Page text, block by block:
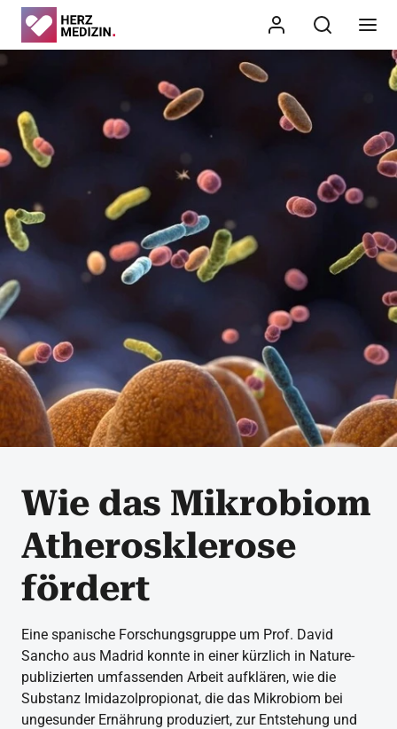
Wie das Mikrobiom
Atherosklerose
fördert
Eine spanische Forschungsgruppe um Prof. David
Sancho aus Madrid konnte in einer kürzlich in Nature-
publizierten umfassenden Arbeit aufklären, wie die
Substanz Imidazolpropionat, die das Mikrobiom bei
ungesunder Ernährung produziert, zur Entstehung und